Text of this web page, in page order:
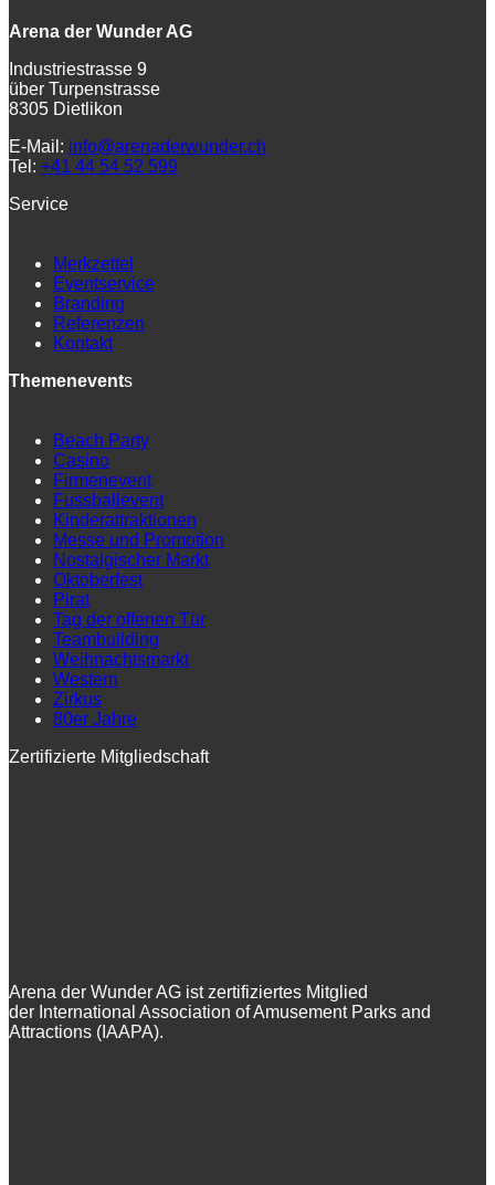
Arena der Wunder AG
Industriestrasse 9
über Turpenstrasse
8305 Dietlikon
E-Mail: info@arenaderwunder.ch
Tel: +41 44 54 52 599
Service
Merkzettel
Eventservice
Branding
Referenzen
Kontakt
Themenevents
Beach Party
Casino
Firmenevent
Fussballevent
Kinderattraktionen
Messe und Promotion
Nostalgischer Markt
Oktoberfest
Pirat
Tag der offenen Tür
Teambuilding
Weihnachtsmarkt
Western
Zirkus
80er Jahre
Zertifizierte Mitgliedschaft
Arena der Wunder AG ist zertifiziertes Mitglied
der International Association of Amusement Parks and
Attractions (IAAPA).